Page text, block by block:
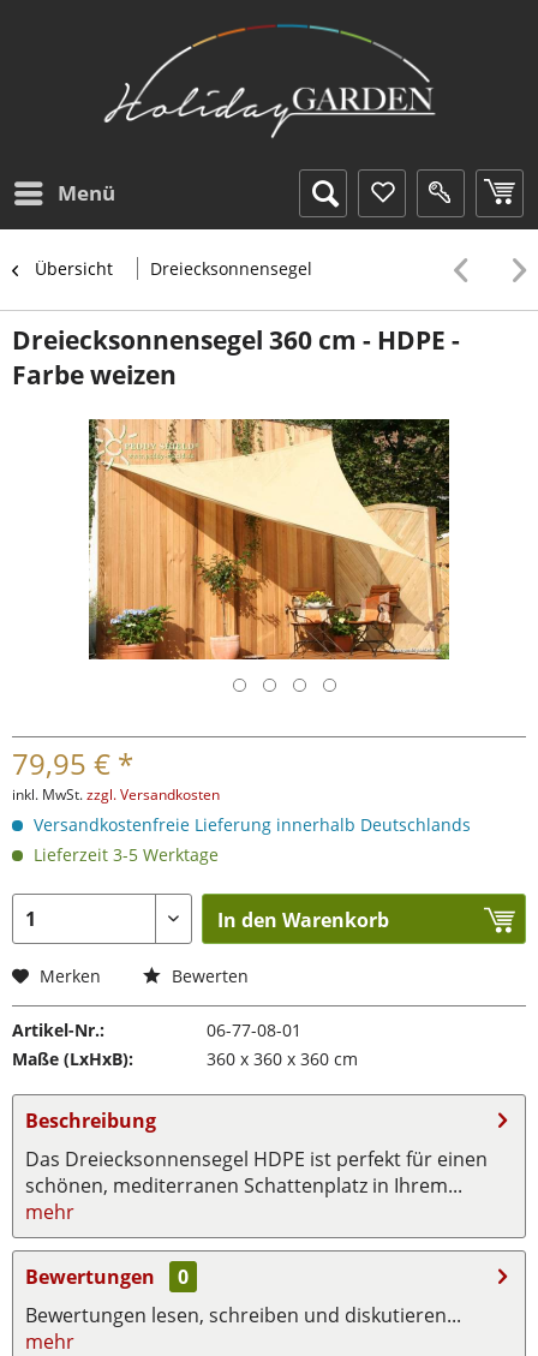
Menü
Übersicht Dreiecksonnensegel
Dreiecksonnensegel 360 cm - HDPE -
Farbe weizen
79,95 € *
inkl. MwSt.zzgl. Versandkosten
Versandkostenfreie Lieferung innerhalb Deutschlands
Lieferzeit 3-5 Werktage
In den Warenkorb
Merken Bewerten
Artikel-Nr.:
06-77-08-01
Maße (LxHxB):
360 x 360 x 360 cm
Beschreibung
Das Dreiecksonnensegel HDPE ist perfekt für einen
schönen, mediterranen Schattenplatz in Ihrem...
mehr
Bewertungen
0
Bewertungen lesen, schreiben und diskutieren...
mehr